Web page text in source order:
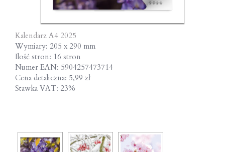
Kalendarz A4 2025
Wymiary: 205 x 290 mm
Ilość stron: 16 stron
Numer EAN: 5904257473714
Cena detaliczna: 5,99 zł
Stawka VAT: 23%